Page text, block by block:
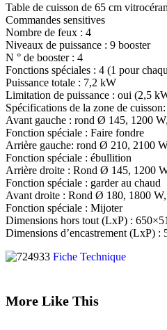
Table de cuisson de 65 cm
Commandes sensitives
Nombre de feux : 4
Niveaux de puissance : 9 booster
N ° de booster : 4
Fonctions spéciales : 4 (1 pour
Puissance totale : 7,2 kW
Limitation de puissance : oui (2,5
Spécifications de la zone de cuisson:
Avant gauche : rond Ø 145, 1200
Fonction spéciale : Faire fondre
Arrière gauche: rond Ø 210, 2100
Fonction spéciale : ébullition
Arrière droite : Rond Ø 145, 1200
Fonction spéciale : garder au chaud
Avant droite : Rond Ø 180, 1800
Fonction spéciale : Mijoter
Dimensions hors tout (LxP) :
Dimensions d’encastrement (LxP) :
Fiche Technique
More Like This